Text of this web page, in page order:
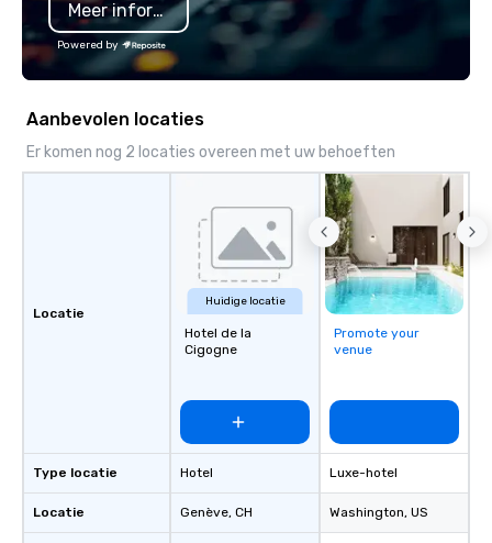
the Valley. Ideal for
seniority, and
Meer informatie
Powered by
Aanbevolen locaties
Er komen nog 2 locaties overeen met uw behoeften
Locatie
Type locatie
Locatie
Huidige locatie
Hotel de la
Cigogne
Hotel
Genève, CH
Promote your
venue
Luxe-hotel
Washington, US